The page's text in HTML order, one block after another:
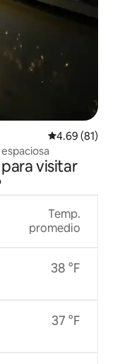
Calificación
4.69 (81)
visitar
Temp.
promedio
38 °F
37 °F